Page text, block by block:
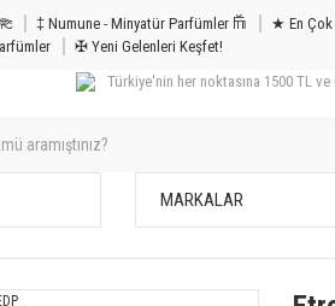
Mum & Bakım 𐦝 ‡ Numune - Minyatür Parfümler 𐙏 ★ En Çok
✠ Yeni Gelenleri Keşfet!
Türkiye'nin her noktasına 1500 TL
MARKALAR